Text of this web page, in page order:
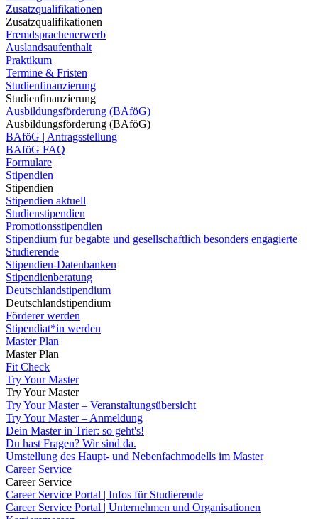
Zusatzqualifikationen
Zusatzqualifikationen
Fremdsprachenerwerb
Auslandsaufenthalt
Praktikum
Termine & Fristen
Studienfinanzierung
Studienfinanzierung
Ausbildungsförderung (BAföG)
Ausbildungsförderung (BAföG)
BAföG | Antragsstellung
BAföG FAQ
Formulare
Stipendien
Stipendien
Stipendien aktuell
Studienstipendien
Promotionsstipendien
Stipendium für begabte und gesellschaftlich besonders engagierte
Studierende
Stipendien-Datenbanken
Stipendienberatung
Deutschlandstipendium
Deutschlandstipendium
Förderer werden
Stipendiat*in werden
Master Plan
Master Plan
Fit Check
Try Your Master
Try Your Master
Try Your Master – Veranstaltungsübersicht
Try Your Master – Anmeldung
Dein Master in Trier: so geht's!
Du hast Fragen? Wir sind da.
Umstellung des Haupt- und Nebenfachmodells im Master
Career Service
Career Service
Career Service Portal | Infos für Studierende
Career Service Portal | Unternehmen und Organisationen